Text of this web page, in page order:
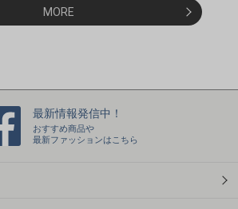
MORE
最新情報発信中！
おすすめ商品や
最新ファッションはこちら